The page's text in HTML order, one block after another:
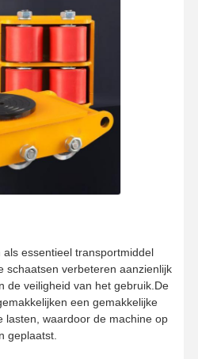
essentieel transportmiddel
schaatsen verbeteren aanzienlijk
de veiligheid van het gebruik.De
een gemakkelijke
lasten, waardoor de machine op
geplaatst.